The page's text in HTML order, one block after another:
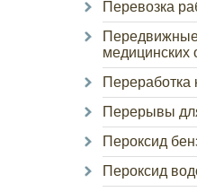
Перевозка
Передвижные
медицинских
Переработка
Перерывы
Пероксид
Пероксид